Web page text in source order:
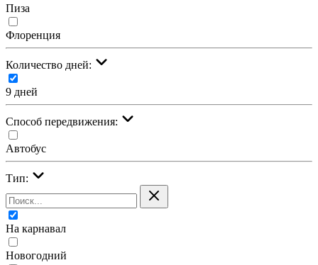
Пиза
Флоренция
Количество дней:
9 дней
Cпособ передвижения:
Автобус
Тип:
На карнавал
Новогодний